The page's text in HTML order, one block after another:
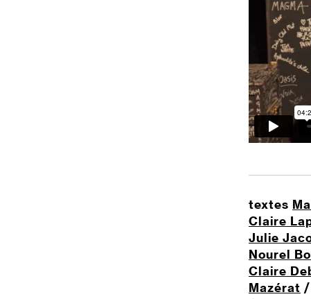
textes
Claire
Julie
Nourel
Claire
Mazérat /